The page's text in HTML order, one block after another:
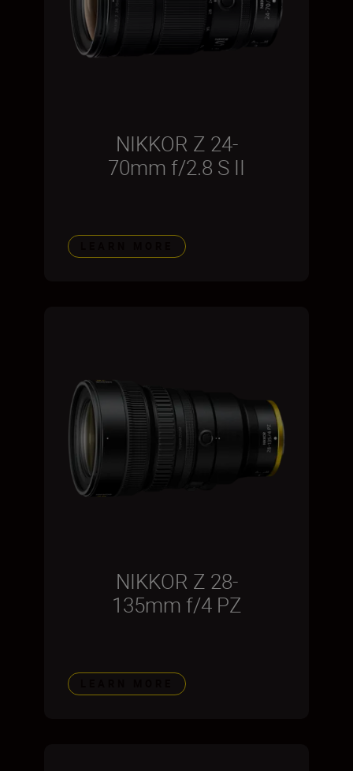
NIKKOR Z 24-
70mm f/2.8 S II
NIKKOR Z 28-
135mm f/4 PZ